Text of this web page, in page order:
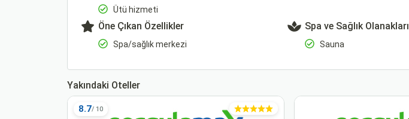
Ütü hizmeti
Öne Çıkan Özellikler
Spa/sağlık merkezi
Spa ve Sağlık Olanakları
Sauna
Yakındaki Oteller
8.7